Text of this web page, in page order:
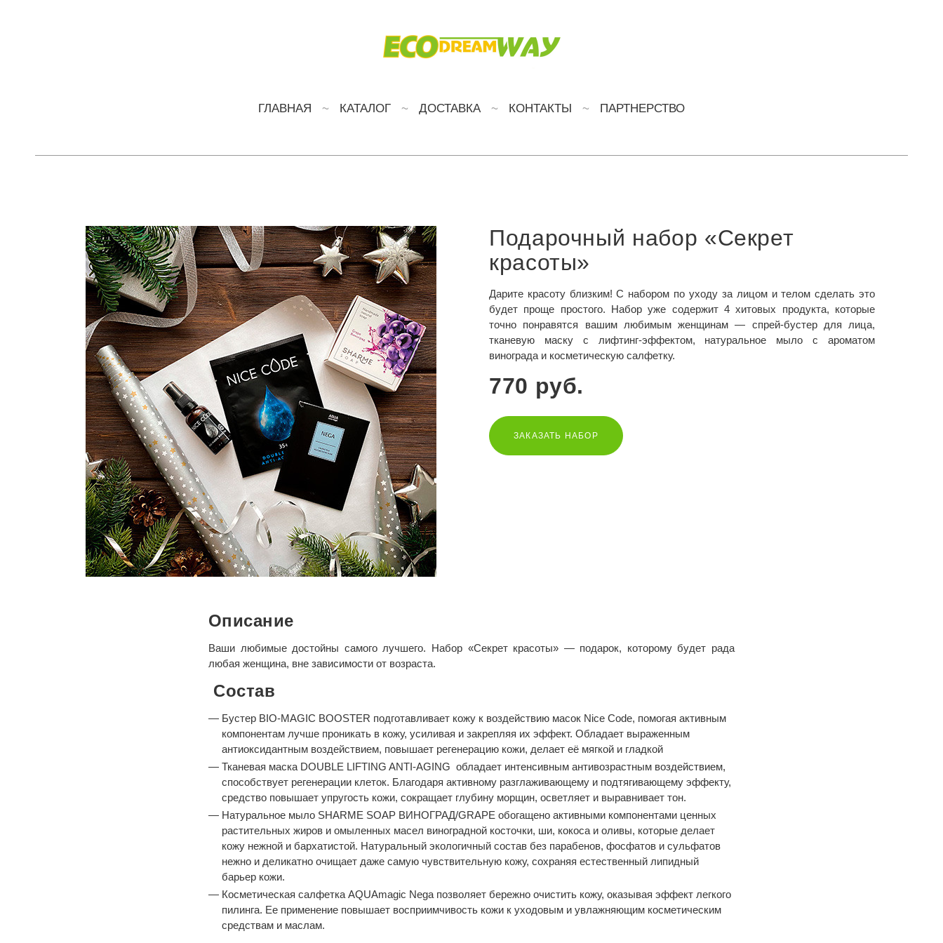
ГЛАВНАЯ КАТАЛОГ ДОСТАВКА КОНТАКТЫ ПАРТНЕРСТВО
Подарочный набор «Секрет
красоты»
Дарите красоту близким! С набором по уходу за лицом и телом сделать это
будет проще простого. Набор уже содержит 4 хитовых продукта, которые
точно понравятся вашим любимым женщинам — спрей-бустер для лица,
тканевую маску с лифтинг-эффектом, натуральное мыло с ароматом
винограда и косметическую салфетку.
770 руб.
ЗАКАЗАТЬ НАБОР
Описание
Ваши любимые достойны самого лучшего. Набор «Секрет красоты» — подарок, которому будет рада
любая женщина, вне зависимости от возраста.
Состав
Бустер BIO-MAGIC BOOSTER подготавливает кожу к воздействию масок Nice Code, помогая активным
компонентам лучше проникать в кожу, усиливая и закрепляя их эффект. Обладает выраженным
антиоксидантным воздействием, повышает регенерацию кожи, делает её мягкой и гладкой
Тканевая маска DOUBLE LIFTING ANTI-AGING обладает интенсивным антивозрастным воздействием,
способствует регенерации клеток. Благодаря активному разглаживающему и подтягивающему эффекту,
средство повышает упругость кожи, сокращает глубину морщин, осветляет и выравнивает тон.
Натуральное мыло SHARME SOAP ВИНОГРАД/GRAPE обогащено активными компонентами ценных
растительных жиров и омыленных масел виноградной косточки, ши, кокоса и оливы, которые делает
кожу нежной и бархатистой. Натуральный экологичный состав без парабенов, фосфатов и сульфатов
нежно и деликатно очищает даже самую чувствительную кожу, сохраняя естественный липидный
барьер кожи.
Косметическая салфетка AQUAmagic Nega позволяет бережно очистить кожу, оказывая эффект легкого
пилинга. Ее применение повышает восприимчивость кожи к уходовым и увлажняющим косметическим
средствам и маслам.